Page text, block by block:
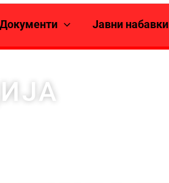
Документи Јавни набавки